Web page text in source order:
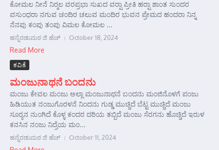
ಕೋಮಲ ನೀನೆ ನಿರ್‍ಮಲ ವರಪ್ರಭಾ ಸುಖದ ವರ್‍ಷಾ ಪ್ರೀತಿ ಹರ್‍ಷಾ ಶಾಂತ ಸುಂದರ
ವಸುಂಧರಾ ನಗುವ ಚಂದಿರ ಚಲುವ ಮಂದಿರ ಭುವನ ಪ್ರೇಮದ ಹಂದರಾ ನಿನ್ನ
ನೆನಪು ಕಂಪು ತಂಪು ವಿಮಲ ಕೋಮಲ ...
ಹನ್ನೆರಡುಮಠ ಜಿ ಹೆಚ್ October 18, 2024
Read More
ಕವಿತೆ
ಮಂಜುನಾಥನೆ ಬಂದನು
ಮಂಜು ಕೇವಲ ಮಂಜು ಅಲ್ಲಾ ಮಂಜುನಾಥನೆ ಬಂದನು ಮಂಜಿನೊಳಗೆ ಪಂಜು
ಹಿಡಿಯುತ ನಂಜುಗೊರಳನೆ ನಿಂದನು ಗುಡ್ಡ ಮುಚ್ಚಿದೆ ಬೆಟ್ಟ ಮುಚ್ಚಿದೆ ಮಂಜು
ಸೂರ್‍ಯನ ನುಂಗಿದೆ ಕೊಳ್ಳ ಕಂದರ ದರಿಯ ತಬ್ಬಿದೆ ಮಂಜು ಸೆರಗನು ಹೊಚ್ಚಿದೆ ಇರುಳ
ಕನಸಿನ ನಂಜು ನಿದ್ರೆಯ ಮಂ...
ಹನ್ನೆರಡುಮಠ ಜಿ ಹೆಚ್ October 11, 2024